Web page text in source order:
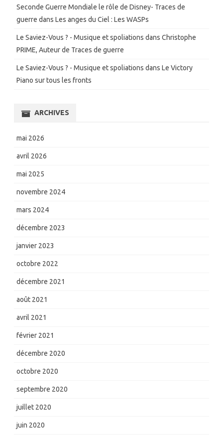
Seconde Guerre Mondiale le rôle de Disney- Traces de
guerre dans Les anges du Ciel : Les WASPs
Le Saviez-Vous ? - Musique et spoliations dans Christophe
PRIME, Auteur de Traces de guerre
Le Saviez-Vous ? - Musique et spoliations dans Le Victory
Piano sur tous les fronts
ARCHIVES
mai 2026
avril 2026
mai 2025
novembre 2024
mars 2024
décembre 2023
janvier 2023
octobre 2022
décembre 2021
août 2021
avril 2021
février 2021
décembre 2020
octobre 2020
septembre 2020
juillet 2020
juin 2020